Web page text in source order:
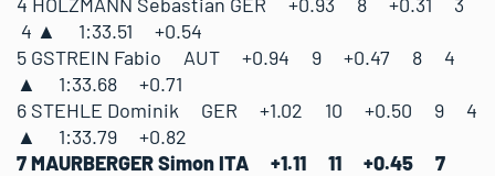
4 ▲ 1:33.51 +0.54
5 GSTREIN Fabio AUT +0.94 9 +0.47 8 4
▲ 1:33.68 +0.71
6 STEHLE Dominik GER +1.02 10 +0.50 9 4
▲ 1:33.79 +0.82
7 MAURBERGER Simon ITA +1.11 11 +0.45 7